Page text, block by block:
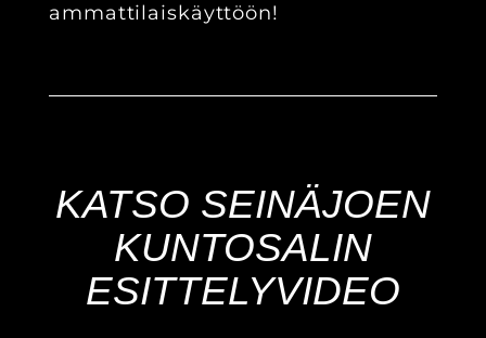
ammattilaiskäyttöön!
KATSO SEINÄJOEN
KUNTOSALIN
ESITTELYVIDEO